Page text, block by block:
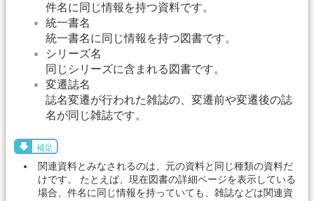
件名に同じ情報を持つ資料です。
統一書名
統一書名に同じ情報を持つ図書です。
シリーズ名
同じシリーズに含まれる図書です。
変遷誌名
誌名変遷が行われた雑誌の、変遷前や変遷後の誌
名が同じ雑誌です。
補足
関連資料とみなされるのは、元の資料と同じ種類の資料だ
けです。 たとえば、現在図書の詳細ページを表示している
場合、件名に同じ情報を持っていても、雑誌などは関連資